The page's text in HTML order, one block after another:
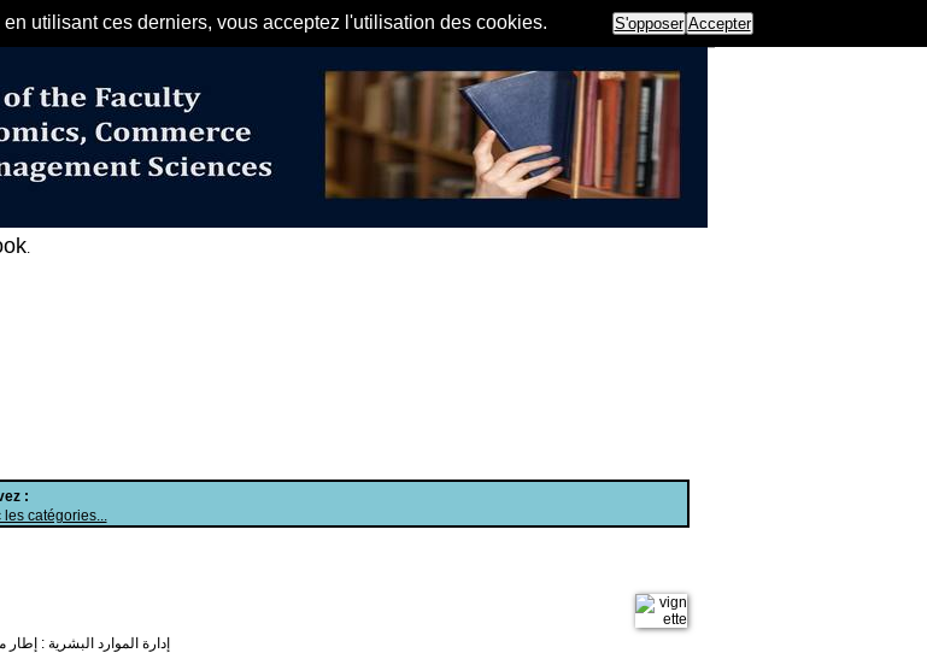
utilisant ces derniers, vous acceptez l'utilisation des cookies. S'opposer Accepter
مرحبا بكم في
:
catégories...
إدارة الموارد البشرية : إطار
.